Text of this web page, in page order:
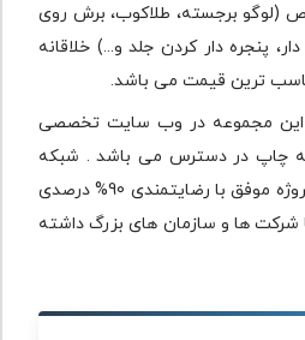
(لوگو برجسته، طلاکوب، برش روی
پنجره دار کردن جلد و...) خلاقانه
ترین قیمت می باشد.
این مجموعه در وب سایت تخصصی
چاپ در دسترس می باشد . شبکه
چاپ با اجرای بیش از 500 پروژه موفق با رضایتمندی 90% درصدی
شرکت ها و سازمان های بزرگ داشته